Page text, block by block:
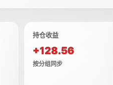
持仓收益
+128.56
按分组同步